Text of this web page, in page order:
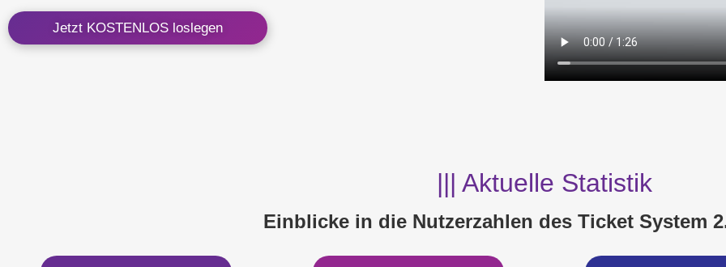
Jetzt KOSTENLOS loslegen
||| Aktuelle Statistik
Einblicke in die Nutzerzahlen des Ticket System